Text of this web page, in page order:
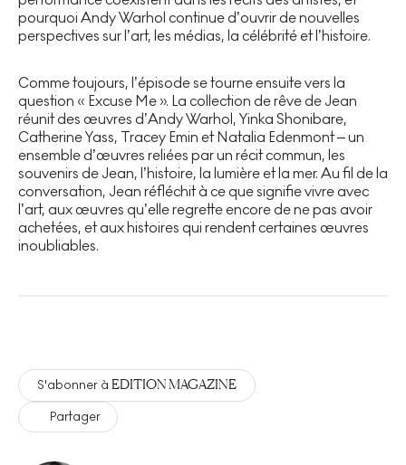
pourquoi Andy Warhol continue d’ouvrir de nouvelles
perspectives sur l’art, les médias, la célébrité et l’histoire.
Comme toujours, l’épisode se tourne ensuite vers la
question « Excuse Me ». La collection de rêve de Jean
réunit des œuvres d’Andy Warhol, Yinka Shonibare,
Catherine Yass, Tracey Emin et Natalia Edenmont – un
ensemble d’œuvres reliées par un récit commun, les
souvenirs de Jean, l’histoire, la lumière et la mer. Au fil de la
conversation, Jean réfléchit à ce que signifie vivre avec
l’art, aux œuvres qu’elle regrette encore de ne pas avoir
achetées, et aux histoires qui rendent certaines œuvres
inoubliables.
S'abonner à EDITION MAGAZINE
Partager